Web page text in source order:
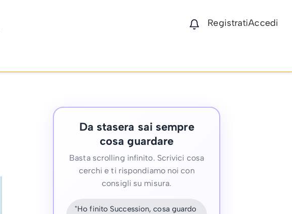
RegistratiAccedi
Da stasera sai sempre
cosa guardare
Basta scrolling infinito. Scrivici cosa
cerchi e ti rispondiamo noi con
consigli su misura.
"Ho finito Succession, cosa guardo